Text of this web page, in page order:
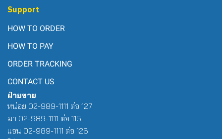
Support
HOW TO ORDER
HOW TO PAY
ORDER TRACKING
CONTACT US
ฝ่ายขาย
หน่อย 02-989-1111 ต่อ 127
มา 02-989-1111 ต่อ 115
แอน 02-989-1111 ต่อ 126